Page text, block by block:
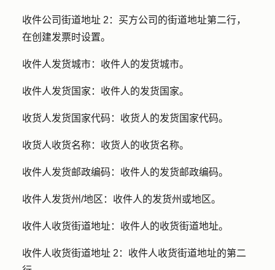
收件公司街道地址 2： 买方公司的街道地址第二行，
在创建发票时设置。
收件人发货城市： 收件人的发货城市。
收件人发货国家： 收件人的发货国家。
收货人发货国家代码： 收货人的发货国家代码。
收货人收货名称： 收货人的收货名称。
收件人发货邮政编码： 收件人的发货邮政编码。
收件人发货州/地区： 收件人的发货州或地区。
收件人收货街道地址： 收件人的收货街道地址。
收件人收货街道地址 2： 收件人收货街道地址的第二